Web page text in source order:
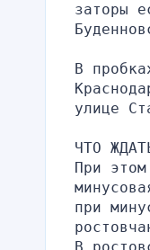
заторы
В
улице
ЧТО
При
при